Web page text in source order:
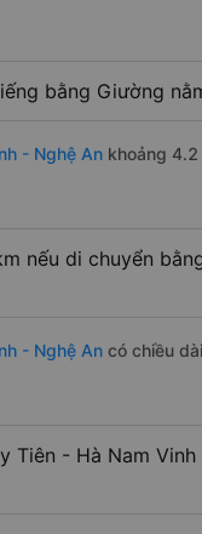
bằng Giường
- Nghệ An khoảng
nếu di chuyển
- Nghệ An có chiều
Tiên - Hà Nam